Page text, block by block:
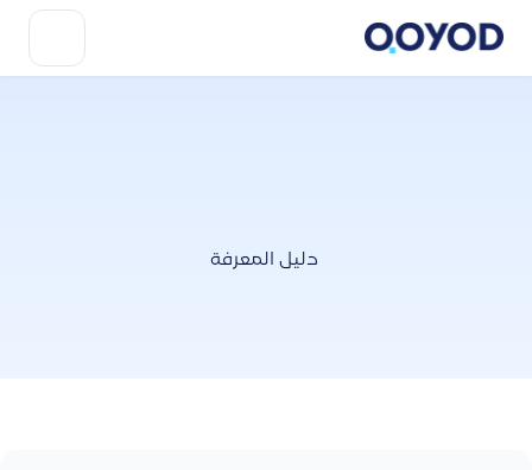
دليل المعرفة